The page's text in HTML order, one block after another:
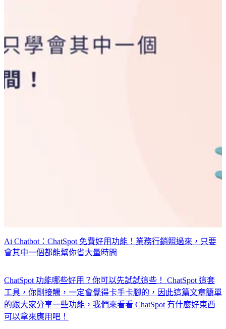
Ai Chatbot：ChatSpot 免費好用功能！業務行銷照過來，只要
會其中一個都能幫你省大量時間
ChatSpot 功能哪些好用？你可以先試試這些！ ChatSpot 這套
工具，你剛接觸，一定會覺得卡手卡腳的，因此這篇文章簡單
的跟大家分享一些功能，我們來看看 ChatSpot 有什麼好東西
可以拿來應用吧！